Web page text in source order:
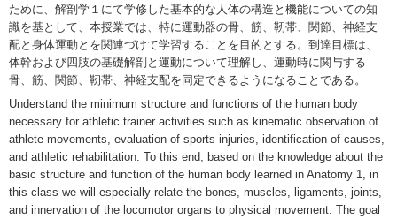
ために、解剖学１にて学修した基本的な人体の構造と機能についての知
識を基として、本授業では、特に運動器の骨、筋、靭帯、関節、神経支
配と身体運動とを関連づけて学習することを目的とする。到達目標は、
体幹および四肢の基礎解剖と運動について理解し、運動時に関与する
骨、筋、関節、靭帯、神経支配を同定できるようになることである。
Understand the minimum structure and functions of the human body
necessary for athletic trainer activities such as kinematic observation of
athlete movements, evaluation of sports injuries, identification of causes,
and athletic rehabilitation. To this end, based on the knowledge about the
basic structure and function of the human body learned in Anatomy 1, in
this class we will especially relate the bones, muscles, ligaments, joints,
and innervation of the locomotor organs to physical movement. The goal